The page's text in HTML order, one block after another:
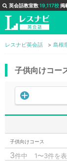
英会話教室数19,117校掲
レスナビ英会話 島根
子供向けコー
子供向けコース
3件中 1〜3件を